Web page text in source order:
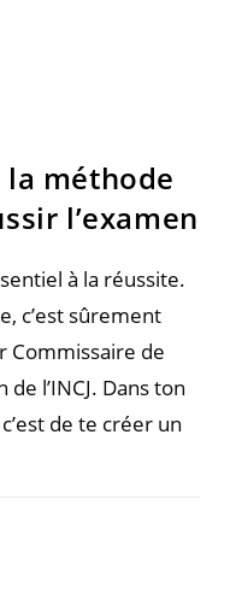
méthode
l’examen
à la réussite.
c’est sûrement
Commissaire de
l’INCJ. Dans ton
de te créer un